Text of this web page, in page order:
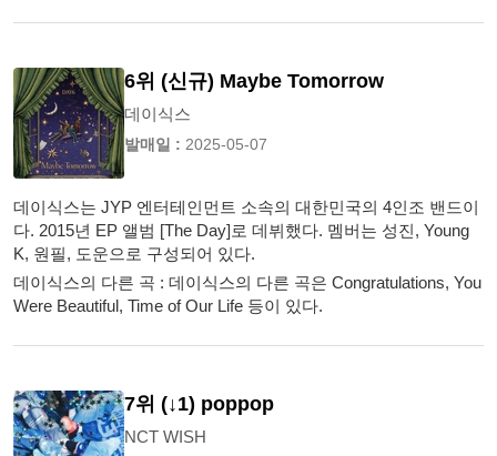
6위 (신규) Maybe Tomorrow
데이식스
발매일 : 2025-05-07
데이식스는 JYP 엔터테인먼트 소속의 대한민국의 4인조 밴드이
다. 2015년 EP 앨범 [The Day]로 데뷔했다. 멤버는 성진, Young
K, 원필, 도운으로 구성되어 있다.
데이식스의 다른 곡 : 데이식스의 다른 곡은 Congratulations, You
Were Beautiful, Time of Our Life 등이 있다.
7위 (↓1) poppop
NCT WISH